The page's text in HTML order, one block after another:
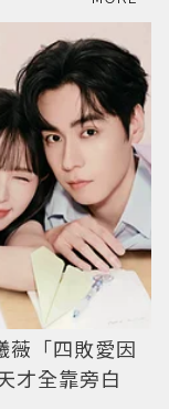
薇「四敗愛因
才全靠旁白